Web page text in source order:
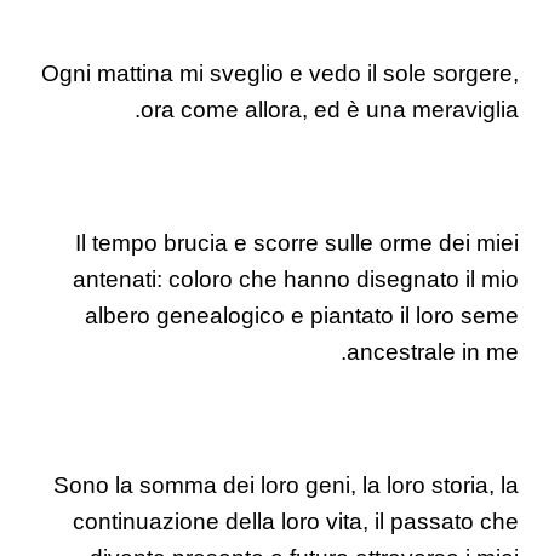
Ogni mattina mi sveglio e vedo il sole sorgere,
ora come allora, ed è una meraviglia.
Il tempo brucia e scorre sulle orme dei miei
antenati: coloro che hanno disegnato il mio
albero genealogico e piantato il loro seme
ancestrale in me.
Sono la somma dei loro geni, la loro storia, la
continuazione della loro vita, il passato che